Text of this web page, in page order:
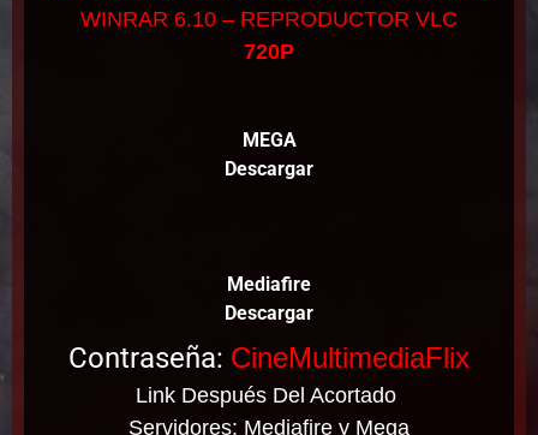
WINRAR 6.10 – REPRODUCTOR VLC
720P
MEGA
Descargar
Mediafire
Descargar
Contraseña: CineMultimediaFlix
Link Después Del Acortado
Servidores: Mediafire y Mega